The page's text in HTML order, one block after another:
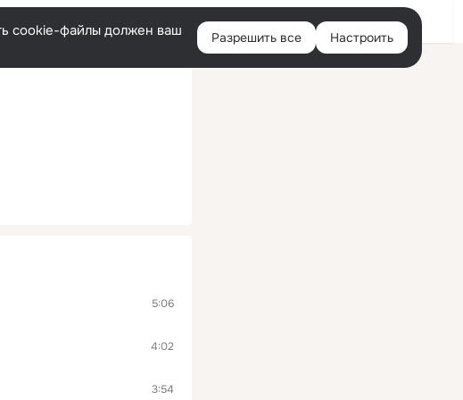
Войти
cookie-файлы должен ваш
Разрешить все Настроить
5:06
4:02
3:54